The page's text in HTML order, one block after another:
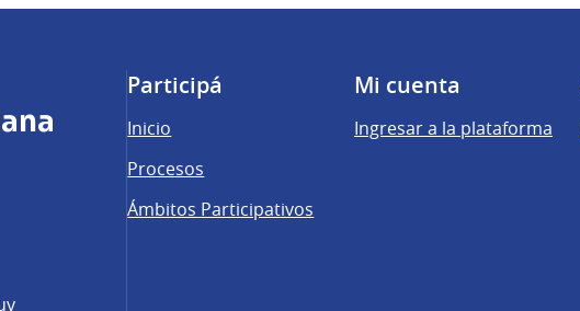
(Abrir en una pestaña nueva)
Participá
Inicio
Procesos
Ámbitos Participativos
Mi cuenta
Ingresar a la plataforma